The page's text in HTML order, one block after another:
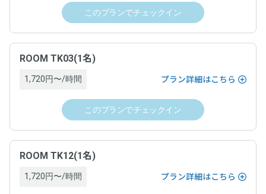
このプランでチェックイン
ROOM TK03(1名)
1,720円〜/時間 プラン詳細はこちら
このプランでチェックイン
ROOM TK12(1名)
1,720円〜/時間 プラン詳細はこちら
・チェックインの撤回はできません。
・チェックインの手続きが完了し、運営ホストとの間でドロ
ップイン契約が成立した場合は、原則としてキャンセルでき
ません。ドロップインを終了するためには、チェックアウト
の手続きを完了し、ドロップイン料金をお支払いいただく必
約及びワークスペース約款をご覧ください。
運営責任者名
「空箱byGMO」にお問い合わせ次第、遅延なく提供します。
電話番号
要があります。詳細は、ドロップインサービス利用ゲスト規
約及びワークスペース約款をご覧ください。
運営責任者名
「空箱byGMO」にお問い合わせ次第、遅延なく提供します。